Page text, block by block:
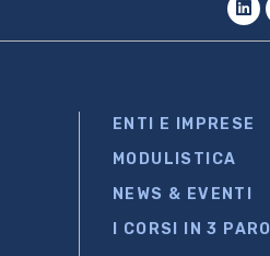
ENTI E IMPRESE
MODULISTICA
NEWS & EVENTI
I CORSI IN 3